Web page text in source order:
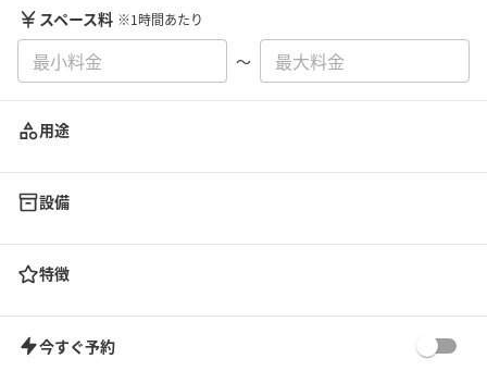
スペース料 ※1時間あたり
〜
用途
設備
特徴
今すぐ予約